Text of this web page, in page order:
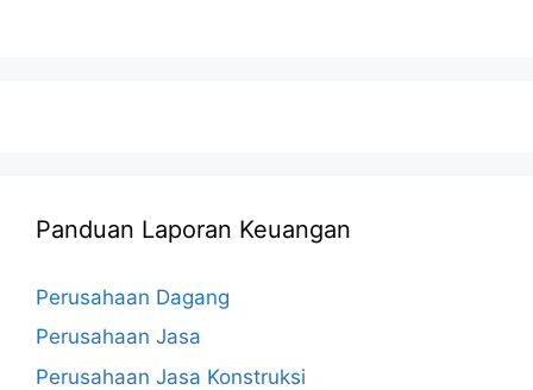
Panduan Laporan Keuangan
Perusahaan Dagang
Perusahaan Jasa
Perusahaan Jasa Konstruksi